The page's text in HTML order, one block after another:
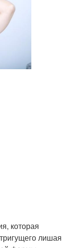
которая
лишая